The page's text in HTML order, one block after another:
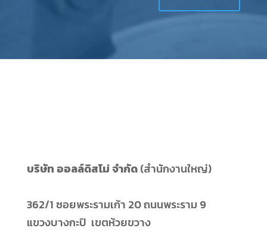
บริษัท ออลล์ดิสโม่ จำกัด(สำนักงานใหญ่)
362/1 ซอยพระรามเก้า 20 ถนนพระราม 9
แขวงบางกะปิ เขตห้วยขวาง